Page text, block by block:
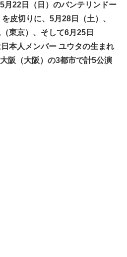
5月22日（日）のバンテリンドー
皮切りに、5月28日（土）、
東京）、そして6月25日
本人メンバー ユウタの生まれ
阪（大阪）の3都市で計5公演